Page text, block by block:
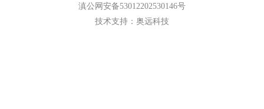
滇公网安备53012202530146号
技术支持： 奥远科技